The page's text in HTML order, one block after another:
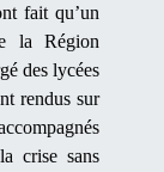
fait qu’un
la Région
des lycées
rendus sur
crise sans